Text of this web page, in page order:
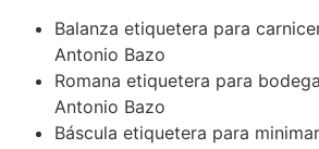
Balanza etiquetera para
Antonio Bazo
Romana etiquetera para
Antonio Bazo
Báscula etiquetera para